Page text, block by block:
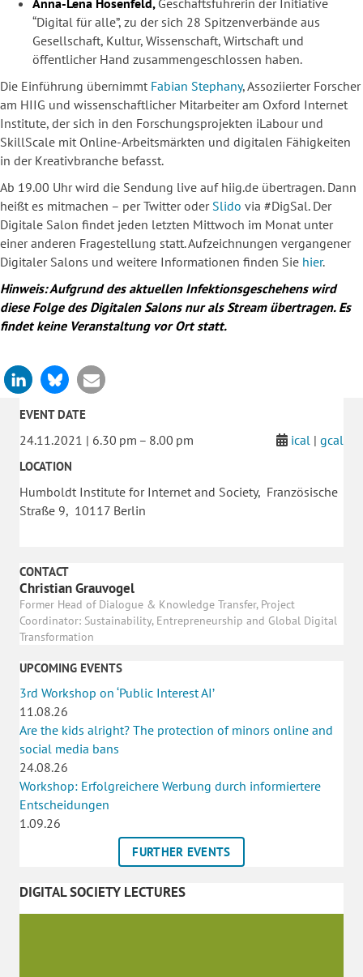
Anna-Lena Hosenfeld, Geschäftsführerin der Initiative
“Digital für alle”, zu der sich 28 Spitzenverbände aus
Gesellschaft, Kultur, Wissenschaft, Wirtschaft und
öffentlicher Hand zusammengeschlossen haben.
Die Einführung übernimmt Fabian Stephany, Assoziierter Forscher
am HIIG und wissenschaftlicher Mitarbeiter am Oxford Internet
Institute, der sich in den Forschungsprojekten iLabour und
SkillScale mit Online-Arbeitsmärkten und digitalen Fähigkeiten
in der Kreativbranche befasst.
Ab 19.00 Uhr wird die Sendung live auf hiig.de übertragen. Dann
heißt es mitmachen – per Twitter oder Slido via #DigSal. Der
Digitale Salon findet jeden letzten Mittwoch im Monat unter
einer anderen Fragestellung statt. Aufzeichnungen vergangener
Digitaler Salons und weitere Informationen finden Sie hier.
Hinweis: Aufgrund des aktuellen Infektionsgeschehens wird
diese Folge des Digitalen Salons nur als Stream übertragen. Es
findet keine Veranstaltung vor Ort statt.
EVENT DATE
24.11.2021 | 6.30 pm – 8.00 pm ical | gcal
LOCATION
Humboldt Institute for Internet and Society, Französische
Straße 9, 10117 Berlin
CONTACT
Christian Grauvogel
Former Head of Dialogue & Knowledge Transfer, Project
Coordinator: Sustainability, Entrepreneurship and Global Digital
Transformation
UPCOMING EVENTS
3rd Workshop on ‘Public Interest AI’
11.08.26
Are the kids alright? The protection of minors online and
social media bans
24.08.26
Workshop: Erfolgreichere Werbung durch informiertere
Entscheidungen
1.09.26
FURTHER EVENTS
DIGITAL SOCIETY LECTURES